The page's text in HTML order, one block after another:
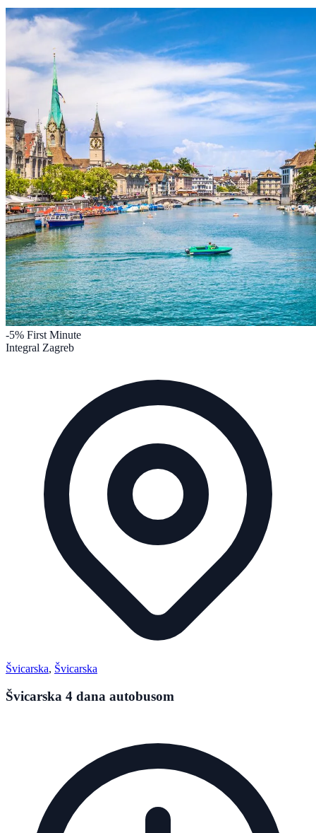
-5% First Minute
Integral Zagreb
Švicarska, Švicarska
Švicarska 4 dana autobusom